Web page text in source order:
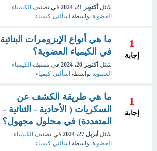
سُئل أكتوبر 21، 2024 في تصنيف الكيمياء
العضوية بواسطة اسألنى كيمياء
1
إجابة
ما هي أنواع الإيزومرات البنائية
في الكيمياء العضوية؟
سُئل أكتوبر 20، 2024 في تصنيف الكيمياء
العضوية بواسطة اسألنى كيمياء
1
إجابة
ما هي طريقة الكشف عن
السكريات ( الأحادية - الثنائية -
المتعددة) في محلول مجهول؟
سُئل أبريل 27، 2024 في تصنيف الكيمياء
العضوية بواسطة اسألني كيمياء